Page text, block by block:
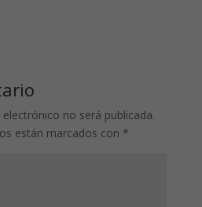
no será publicada.
están marcados con *